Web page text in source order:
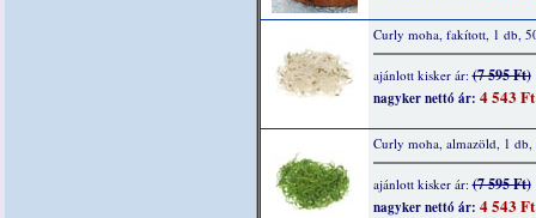
Curly moha, fakított, 1 db,
ajánlott kisker ár:(7 595 Ft)
nagyker nettó ár: 4 543 Ft
Curly moha, almazöld, 1 db,
ajánlott kisker ár:(7 595 Ft)
nagyker nettó ár: 4 543 Ft